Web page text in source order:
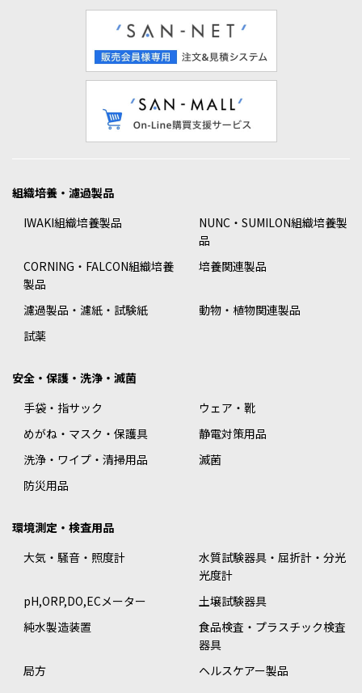
組織培養・濾過製品
IWAKI組織培養製品
NUNC・SUMILON組織培養製
品
CORNING・FALCON組織培養
製品
培養関連製品
濾過製品・濾紙・試験紙
動物・植物関連製品
試薬
安全・保護・洗浄・滅菌
手袋・指サック
ウェア・靴
めがね・マスク・保護具
静電対策用品
洗浄・ワイプ・清掃用品
滅菌
防災用品
環境測定・検査用品
大気・騒音・照度計
水質試験器具・屈折計・分光
光度計
pH,ORP,DO,ECメーター
土壌試験器具
純水製造装置
食品検査・プラスチック検査
器具
局方
ヘルスケアー製品